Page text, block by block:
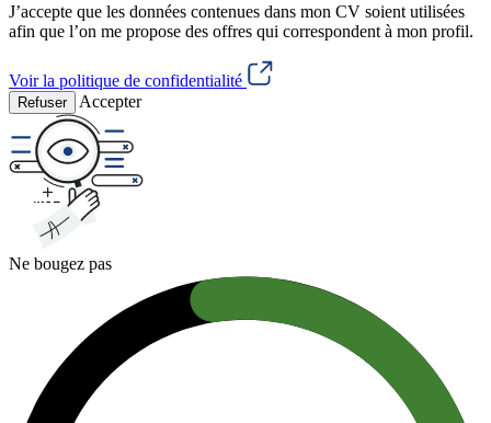
J’accepte que les données contenues dans mon CV soient utilisées
afin que l’on me propose des offres qui correspondent à mon profil.
Voir la politique de confidentialité
Refuser Accepter
Ne bougez pas